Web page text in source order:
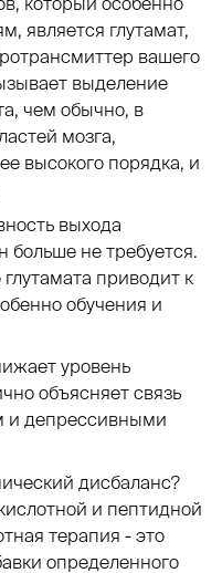
является глутамат,
вашего
выделение
чем обычно, в
мозга,
высокого порядка, и
выхода
больше не требуется.
приводит к
обучения и
уровень
объясняет связь
и депрессивными
дисбаланс?
и пептидной
терапия - это
определенного